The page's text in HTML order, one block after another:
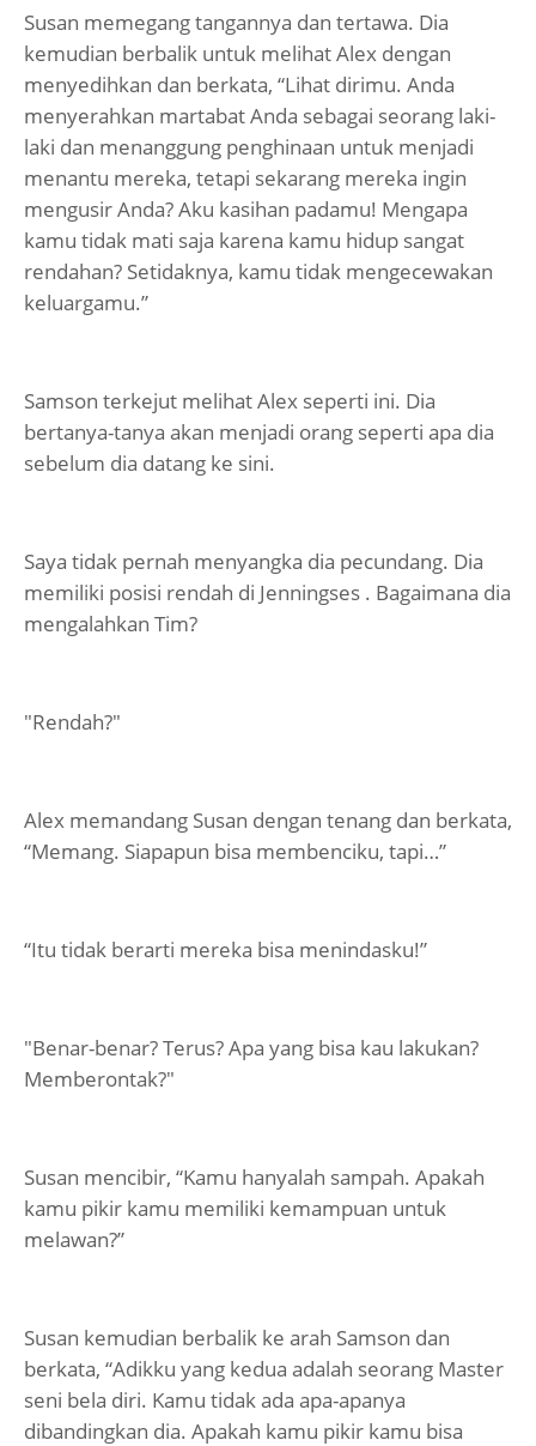
Susan memegang tangannya dan tertawa. Dia
kemudian berbalik untuk melihat Alex dengan
menyedihkan dan berkata, “Lihat dirimu. Anda
menyerahkan martabat Anda sebagai seorang laki-
laki dan menanggung penghinaan untuk menjadi
menantu mereka, tetapi sekarang mereka ingin
mengusir Anda? Aku kasihan padamu! Mengapa
kamu tidak mati saja karena kamu hidup sangat
rendahan? Setidaknya, kamu tidak mengecewakan
keluargamu.”
Samson terkejut melihat Alex seperti ini. Dia
bertanya-tanya akan menjadi orang seperti apa dia
sebelum dia datang ke sini.
Saya tidak pernah menyangka dia pecundang. Dia
memiliki posisi rendah di Jenningses . Bagaimana dia
mengalahkan Tim?
"Rendah?"
Alex memandang Susan dengan tenang dan berkata,
“Memang. Siapapun bisa membenciku, tapi…”
“Itu tidak berarti mereka bisa menindasku!”
"Benar-benar? Terus? Apa yang bisa kau lakukan?
Memberontak?"
Susan mencibir, “Kamu hanyalah sampah. Apakah
kamu pikir kamu memiliki kemampuan untuk
melawan?”
Susan kemudian berbalik ke arah Samson dan
berkata, “Adikku yang kedua adalah seorang Master
seni bela diri. Kamu tidak ada apa-apanya
dibandingkan dia. Apakah kamu pikir kamu bisa